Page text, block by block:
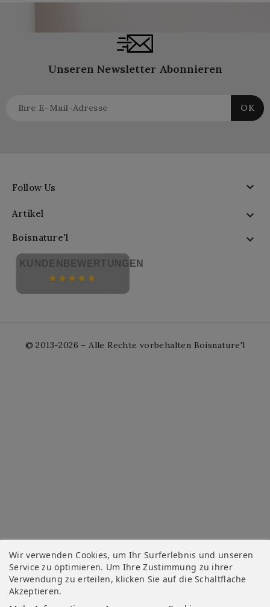
Unseren Newsletter Abonnieren
Follow Us 
Artikel 
Boisnature'l 
Wir verwenden Cookies, um Ihr Surferlebnis und unseren
Service zu optimieren. Um Ihre Zustimmung zu ihrer
Verwendung zu erteilen, klicken Sie auf die Schaltfläche
Akzeptieren.
KUNDENBEWERTUNGEN
© 2013-2026 – Alle Rechte vorbehalten Boisnature'l